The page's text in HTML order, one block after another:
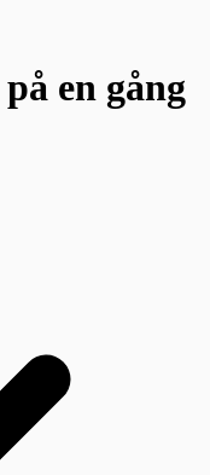
på en gång